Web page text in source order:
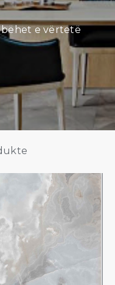
bëhet e vërtetë